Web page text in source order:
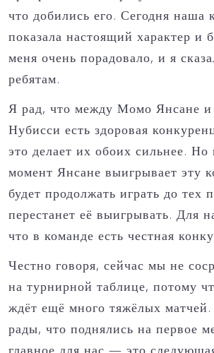
что добились его. Сегодня наша
показала настоящий характер и
меня очень порадовало, и я
ребятам.
Я рад, что между Момо Янсане
Нубисси есть здоровая
это делает их обоих сильнее.
момент Янсане выигрывает эту
будет продолжать играть до тех
перестанет её выигрывать. Для
что в команде есть честная
Честно говоря, сейчас мы не
на турнирной таблице, потому
ждёт ещё много тяжёлых
рады, что поднялись на первое
главное для нас — это